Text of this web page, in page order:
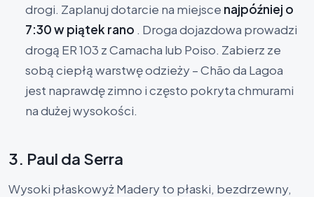
drogi. Zaplanuj dotarcie na miejsce najpóźniej o
7:30 w piątek rano . Droga dojazdowa prowadzi
drogą ER 103 z Camacha lub Poiso. Zabierz ze
sobą ciepłą warstwę odzieży – Chão da Lagoa
jest naprawdę zimno i często pokryta chmurami
na dużej wysokości.
3. Paul da Serra
Wysoki płaskowyż Madery to płaski, bezdrzewny,